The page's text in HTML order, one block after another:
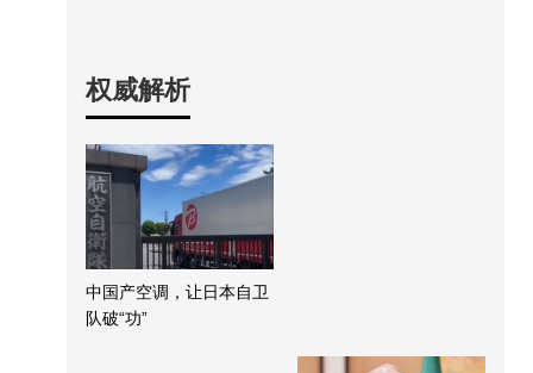
权威解析
中国产空调，让日本自卫
队破“功”